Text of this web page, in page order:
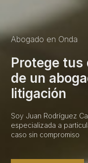
Abogado en Onda
Protege tus
de un
litigación
Soy Juan Rodríguez
especializada a
caso sin compromiso